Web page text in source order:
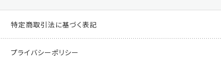
特定商取引法に基づく表記
プライバシーポリシー